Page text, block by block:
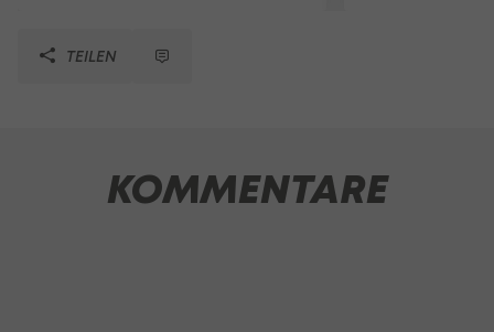
TEILEN
KOMMENTARE